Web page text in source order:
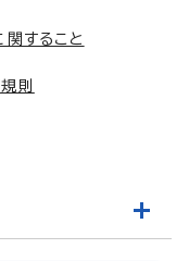
関すること
則